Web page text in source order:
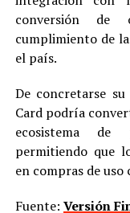
conversión de
cumplimiento de
el país.
De concretarse
Card podría
ecosistema de
permitiendo que
en compras de uso
Fuente: Versión